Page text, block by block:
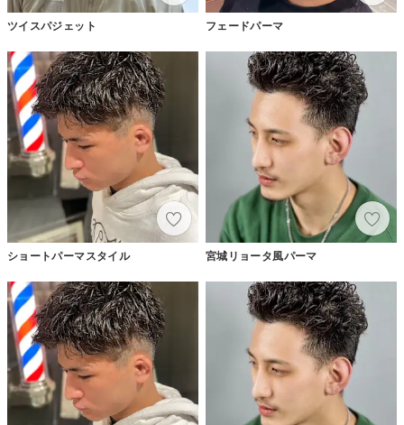
ツイスパジェット フェードパーマ
ショートパーマスタイル 宮城リョータ風パーマ